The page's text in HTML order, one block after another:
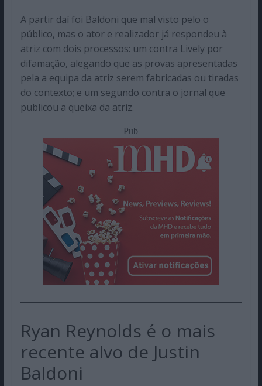
A partir daí foi Baldoni que mal visto pelo o
público, mas o ator e realizador já respondeu à
atriz com dois processos: um contra Lively por
difamação, alegando que as provas apresentadas
pela a equipa da atriz serem fabricadas ou tiradas
do contexto; e um segundo contra o jornal que
publicou a queixa da atriz.
Pub
Ryan Reynolds é o mais
recente alvo de Justin
Baldoni